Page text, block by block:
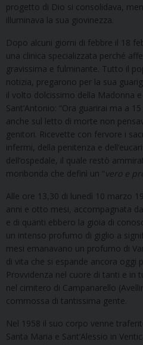
progetto di Dio si consolidava,
illuminava la sua giovinezza.
Dopo alcuni giorni di febbre il 18
una clinica specializzata perché
gravissima e fulminante. Tutto il
notizia, pregarono per la sua
il volto dolcissimo della Madonna
Sant’Antonio: “Ora guarirai ma a
anche sul letto di morte non
genitori. Ricevette con fervore i
infermi, della penitenza e
dell’ospedale, il quale restò
moribonda che definì un “vero e
Alle ore 13,30 di lunedì 10 marzo
anni e otto mesi, accompagnata
e di quanti ebbero la gioia di
un intenso profumo di giglio a
mesi emanavano un profumo di
di vita che si espande ancora oggi
Provvidenza nel cuore di tanti e in
nel cimitero di Campanarello
commossa di tantissima gente.
Nel 1958 il suo corpo venne
Santa Maria e Sant’Alessio in